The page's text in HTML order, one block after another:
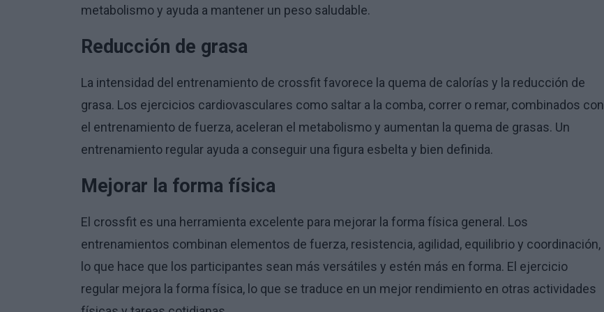
metabolismo y ayuda a mantener un peso saludable.
Reducción de grasa
La intensidad del entrenamiento de crossfit favorece la quema de calorías y la reducción de
grasa. Los ejercicios cardiovasculares como saltar a la comba, correr o remar, combinados con
el entrenamiento de fuerza, aceleran el metabolismo y aumentan la quema de grasas. Un
entrenamiento regular ayuda a conseguir una figura esbelta y bien definida.
Mejorar la forma física
El crossfit es una herramienta excelente para mejorar la forma física general. Los
entrenamientos combinan elementos de fuerza, resistencia, agilidad, equilibrio y coordinación,
lo que hace que los participantes sean más versátiles y estén más en forma. El ejercicio
regular mejora la forma física, lo que se traduce en un mejor rendimiento en otras actividades